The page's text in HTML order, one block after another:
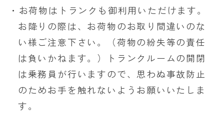
・お荷物はトランクも御利用いただけます。
お降りの際は、お荷物のお取り間違いのな
い様ご注意下さい。（荷物の紛失等の責任
は負いかねます。）トランクルームの開閉
は乗務員が行いますので、思わぬ事故防止
のためお手を触れないようお願いいたしま
す。